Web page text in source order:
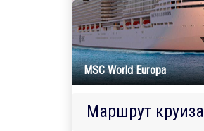
MSC World Europa
Маршрут круиза